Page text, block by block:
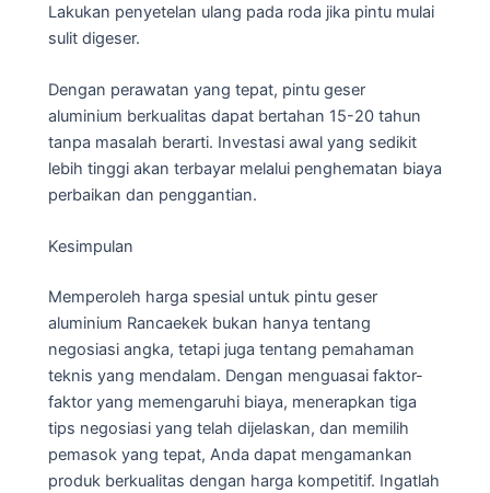
Lakukan penyetelan ulang pada roda jika pintu mulai
sulit digeser.
Dengan perawatan yang tepat, pintu geser
aluminium berkualitas dapat bertahan 15-20 tahun
tanpa masalah berarti. Investasi awal yang sedikit
lebih tinggi akan terbayar melalui penghematan biaya
perbaikan dan penggantian.
Kesimpulan
Memperoleh harga spesial untuk pintu geser
aluminium Rancaekek bukan hanya tentang
negosiasi angka, tetapi juga tentang pemahaman
teknis yang mendalam. Dengan menguasai faktor-
faktor yang memengaruhi biaya, menerapkan tiga
tips negosiasi yang telah dijelaskan, dan memilih
pemasok yang tepat, Anda dapat mengamankan
produk berkualitas dengan harga kompetitif. Ingatlah